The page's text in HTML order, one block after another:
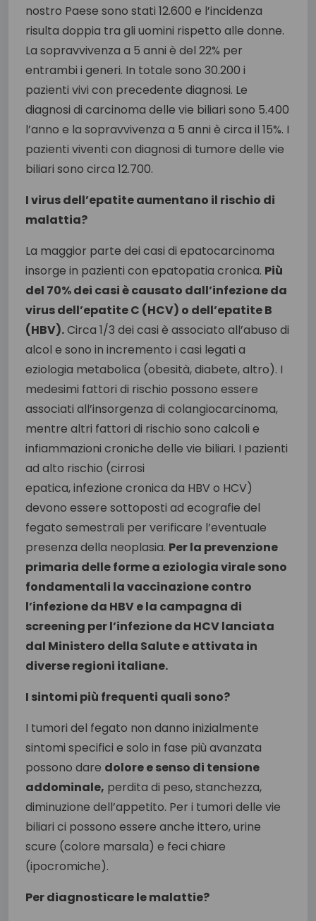
nostro Paese sono stati 12.600 e l’incidenza
risulta doppia tra gli uomini rispetto alle donne.
La sopravvivenza a 5 anni è del 22% per
entrambi i generi. In totale sono 30.200 i
pazienti vivi con precedente diagnosi. Le
diagnosi di carcinoma delle vie biliari sono 5.400
l’anno e la sopravvivenza a 5 anni è circa il 15%. I
pazienti viventi con diagnosi di tumore delle vie
biliari sono circa 12.700.
I virus dell’epatite aumentano il rischio di
malattia?
La maggior parte dei casi di epatocarcinoma
insorge in pazienti con epatopatia cronica. Più
del 70% dei casi è causato dall’infezione da
virus dell’epatite C (HCV) o dell’epatite B
(HBV).Circa 1/3 dei casi è associato all’abuso di
alcol e sono in incremento i casi legati a
eziologia metabolica (obesità, diabete, altro). I
medesimi fattori di rischio possono essere
associati all’insorgenza di colangiocarcinoma,
mentre altri fattori di rischio sono calcoli e
infiammazioni croniche delle vie biliari. I pazienti
ad alto rischio (cirrosi
epatica, infezione cronica da HBV o HCV)
devono essere sottoposti ad ecografie del
fegato semestrali per verificare l’eventuale
presenza della neoplasia. Per la prevenzione
primaria delle forme a eziologia virale sono
fondamentali la vaccinazione contro
l’infezione da HBV e la campagna di
screening per l’infezione da HCV lanciata
dal Ministero della Salute e attivata in
diverse regioni italiane.
I sintomi più frequenti quali sono?
I tumori del fegato non danno inizialmente
sintomi specifici e solo in fase più avanzata
possono dare dolore e senso di tensione
addominale, perdita di peso, stanchezza,
diminuzione dell’appetito. Per i tumori delle vie
biliari ci possono essere anche ittero, urine
scure (colore marsala) e feci chiare
(ipocromiche).
Per diagnosticare le malattie?